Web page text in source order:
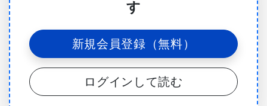
子どもたちによく見られる。
この病態は、胸の痛み、息切れ、動悸、体のむくみ
を引き起こし、治療せずに放置すると致命的になる
可能性がある。ほぼすべての単心室先天性心疾患
す
新規会員登録（無料）
ログインして読む